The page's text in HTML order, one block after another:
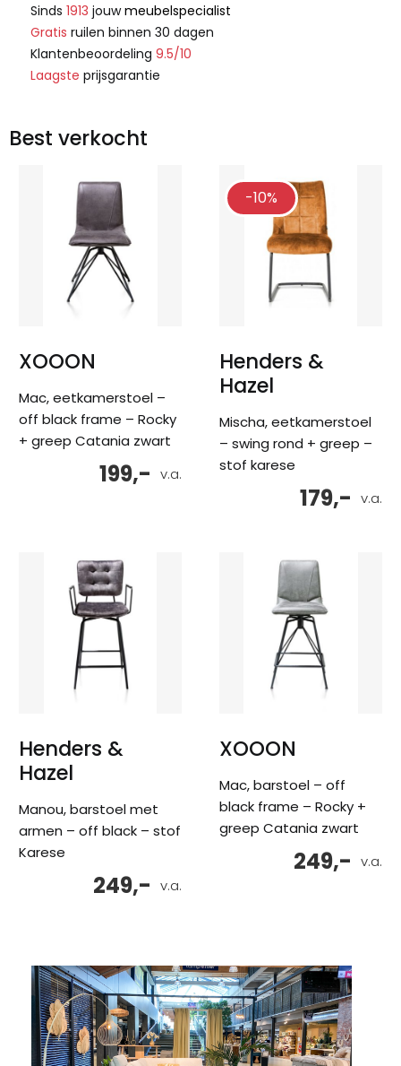
Sinds 1913 jouwmeubelspecialist
Gratis ruilen binnen 30 dagen
Klantenbeoordeling 9.5/10
Laagste prijsgarantie
Best verkocht
XOOON
Mac, eetkamerstoel –
off black frame – Rocky
+ greep Catania zwart
v.a.
199,-
-10%
Henders &
Hazel
Mischa, eetkamerstoel
– swing rond + greep –
stof karese
v.a.
179,-
Henders &
Hazel
Manou, barstoel met
armen – off black – stof
Karese
v.a.
249,-
XOOON
Mac, barstoel – off
black frame – Rocky +
greep Catania zwart
v.a.
249,-